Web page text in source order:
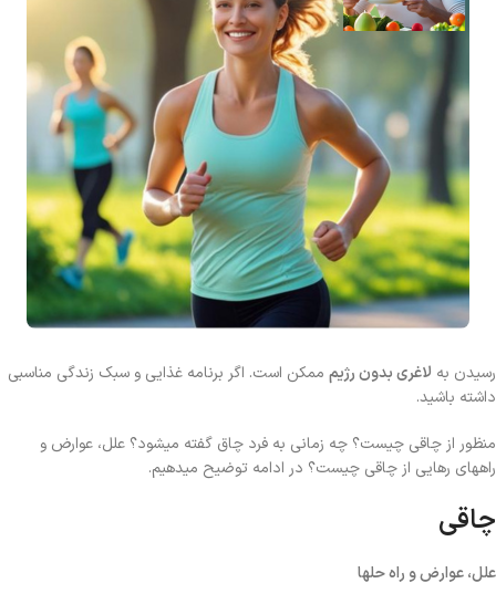
رسیدن به لاغری بدون رژیم ممکن است. اگر برنامه غذایی و سبک زندگی مناسبی
داشته باشید.
منظور از چاقی چیست؟ چه زمانی به فرد چاق گفته میشود؟ علل، عوارض و
راههای رهایی از چاقی چیست؟ در ادامه توضیح میدهیم.
چاقی
علل، عوارض و راه حلها